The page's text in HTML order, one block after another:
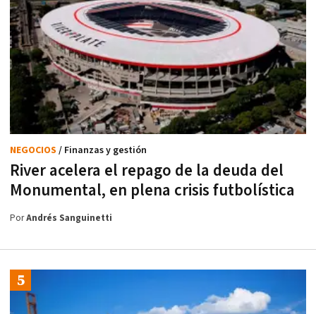
River acelera el repago de la deuda del
Monumental, en plena crisis futbolística
NEGOCIOS / Finanzas y gestión
PorAndrés Sanguinetti